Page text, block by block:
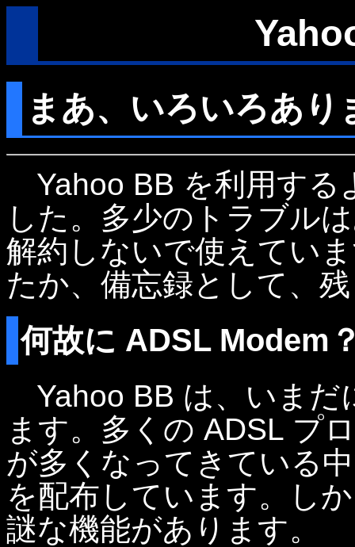
まあ、いろいろあり
Yahoo BB を利用する
した。多少のトラブル
解約しないで使えてい
たか、備忘録として、
何故に ADSL Modem
Yahoo BB は、いまだ
ます。多くの ADSL プ
が多くなってきている
を配布しています。し
謎な機能があります。